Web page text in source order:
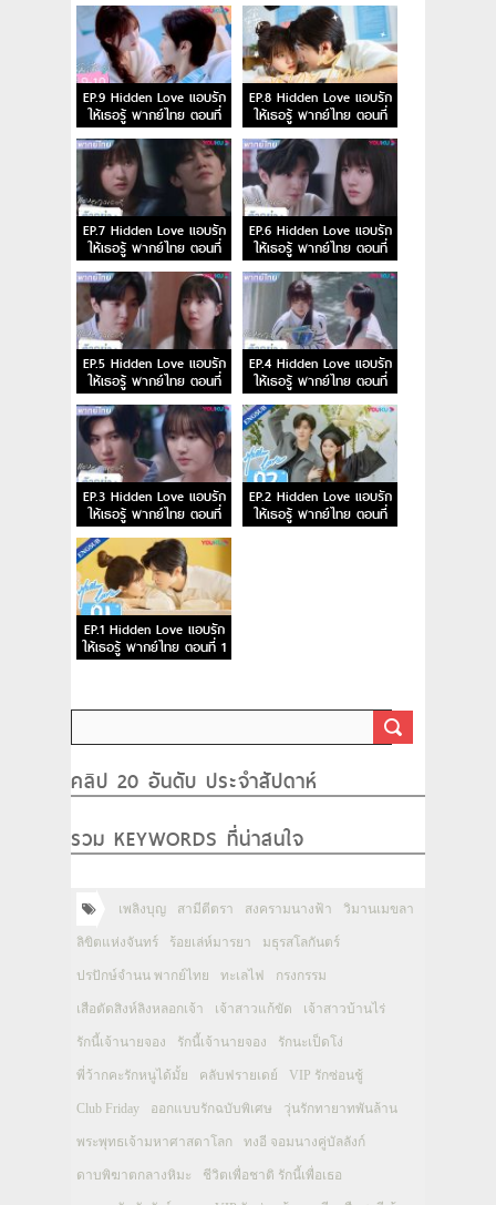
EP.9 Hidden Love แอบรัก
ให้เธอรู้ พากย์ไทย ตอนที่
9
EP.8 Hidden Love แอบรัก
ให้เธอรู้ พากย์ไทย ตอนที่
8
EP.7 Hidden Love แอบรัก
ให้เธอรู้ พากย์ไทย ตอนที่
7
EP.6 Hidden Love แอบรัก
ให้เธอรู้ พากย์ไทย ตอนที่
6
EP.5 Hidden Love แอบรัก
ให้เธอรู้ พากย์ไทย ตอนที่
5
EP.4 Hidden Love แอบรัก
ให้เธอรู้ พากย์ไทย ตอนที่
4
EP.3 Hidden Love แอบรัก
ให้เธอรู้ พากย์ไทย ตอนที่
3
EP.2 Hidden Love แอบรัก
ให้เธอรู้ พากย์ไทย ตอนที่
2
EP.1 Hidden Love แอบรัก
ให้เธอรู้ พากย์ไทย ตอนที่ 1
คลิป 20 อันดับ ประจำสัปดาห์
รวม KEYWORDS ที่น่าสนใจ
เพลิงบุญ สามีตีตรา สงครามนางฟ้า วิมานเมขลา
ลิขิตแห่งจันทร์ ร้อยเล่ห์มารยา มธุรสโลกันตร์
ปรปักษ์จำนน พากย์ไทย ทะเลไฟ กรงกรรม
เสือตัดสิงห์ลิงหลอกเจ้า เจ้าสาวแก้ขัด เจ้าสาวบ้านไร่
รักนี้เจ้านายจอง รักนี้เจ้านายจอง รักนะเป็ดโง่
พี่ว้ากคะรักหนูได้มั้ย คลับฟรายเดย์ VIP รักซ่อนชู้
Club Friday ออกแบบรักฉบับพิเศษ วุ่นรักทายาทพันล้าน
พระพุทธเจ้ามหาศาสดาโลก ทงอี จอมนางคู่บัลลังก์
ดาบพิฆาตกลางหิมะ ชีวิตเพื่อชาติ รักนี้เพื่อเธอ